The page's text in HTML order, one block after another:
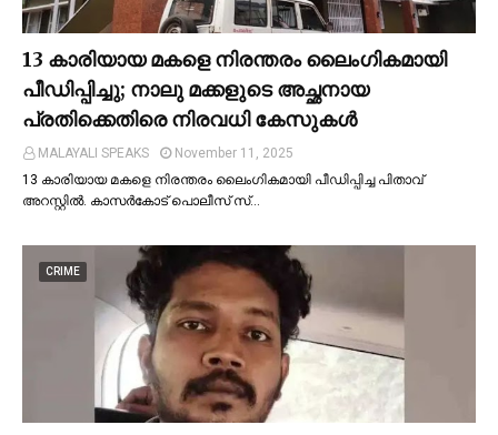
13 കാരിയായ മകളെ നിരന്തരം ലൈംഗികമായി
പീഡിപ്പിച്ചു; നാലു മക്കളുടെ അച്ഛനായ
പ്രതിക്കെതിരെ നിരവധി കേസുകള്‍
MALAYALI SPEAKS
November 11, 2025
13 കാരിയായ മകളെ നിരന്തരം ലൈംഗികമായി പീഡിപ്പിച്ച പിതാവ്
അറസ്റ്റില്‍. കാസർകോട് പൊലീസ് സ്…
CRIME